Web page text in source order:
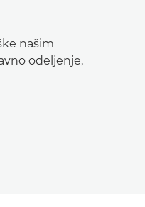
našim
odeljenje,